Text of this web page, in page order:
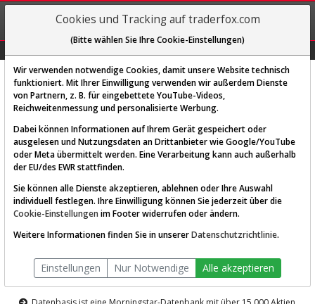
REGIS-
TRIEREN
Diese Funktion ist nur für
AKTIEN-TERMINAL
Die Aktienanalyse-Plattform von
TraderFox
Cookies und Tracking auf traderfox.com
(Bitte wählen Sie Ihre Cookie-Einstellungen)
Wir verwenden notwendige Cookies, damit unsere Website technisch
funktioniert. Mit Ihrer Einwilligung verwenden wir außerdem Dienste
von Partnern, z. B. für eingebettete YouTube-Videos,
Reichweitenmessung und personalisierte Werbung.
Dabei können Informationen auf Ihrem Gerät gespeichert oder
ausgelesen und Nutzungsdaten an Drittanbieter wie Google/YouTube
oder Meta übermittelt werden. Eine Verarbeitung kann auch außerhalb
der EU/des EWR stattfinden.
Sie können alle Dienste akzeptieren, ablehnen oder Ihre Auswahl
individuell festlegen. Ihre Einwilligung können Sie jederzeit über die
Cookie-Einstellungen im Footer widerrufen oder ändern.
Weitere Informationen finden Sie in unsererDatenschutzrichtlinie.
Einstellungen Nur Notwendige Alle akzeptieren